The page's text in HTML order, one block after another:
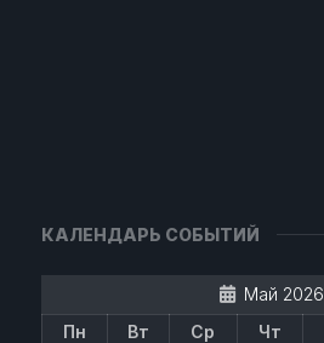
КАЛЕНДАРЬ СОБЫТИЙ
Май 2026
Пн
Вт Ср Чт